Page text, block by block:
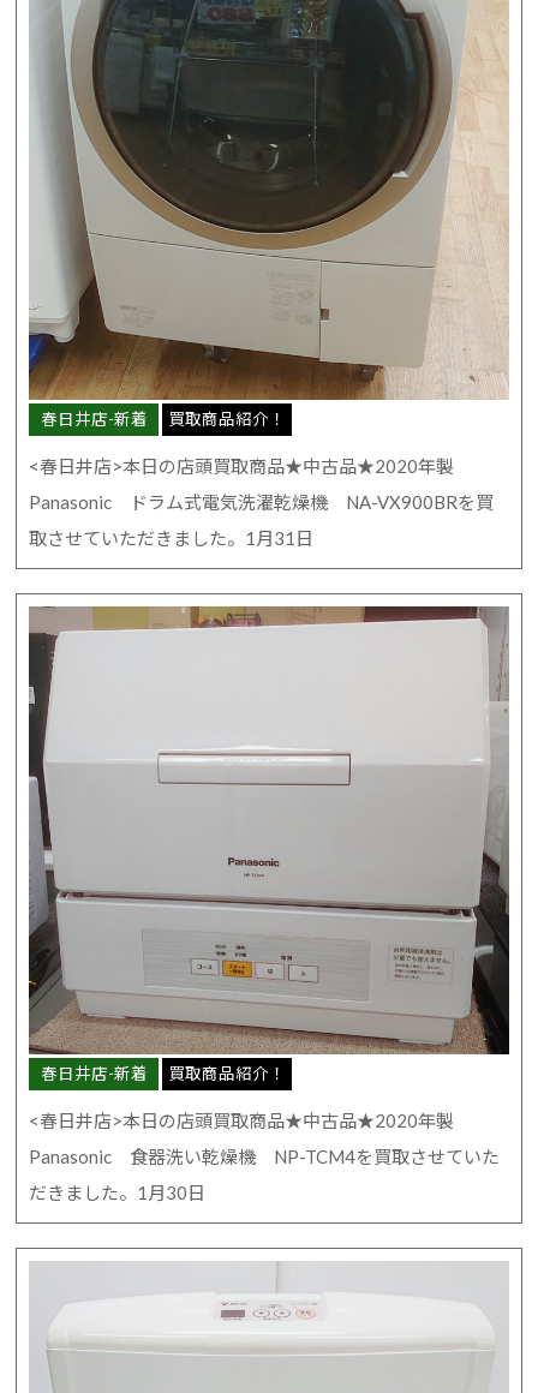
春日井店-新着 買取商品紹介！
<春日井店>本日の店頭買取商品★中古品★2020年製
Panasonic ドラム式電気洗濯乾燥機 NA-VX900BRを買
取させていただきました。1月31日
春日井店-新着 買取商品紹介！
<春日井店>本日の店頭買取商品★中古品★2020年製
Panasonic 食器洗い乾燥機 NP-TCM4を買取させていた
だきました。1月30日